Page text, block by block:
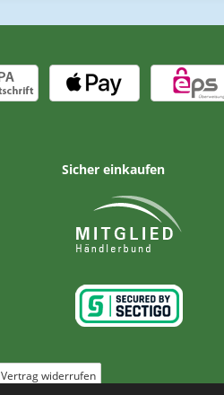
Sicher einkaufen
Vertrag widerrufen